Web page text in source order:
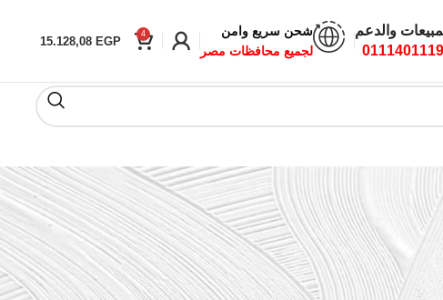
والدعم
شحن سريع وامن
لجميع محافظات مصر
4
15.128,08 EGP